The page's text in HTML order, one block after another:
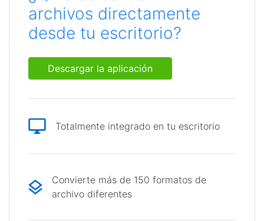
archivos directamente
desde tu escritorio?
Descargar la aplicación
Totalmente integrado en tu escritorio
Convierte más de 150 formatos de
archivo diferentes